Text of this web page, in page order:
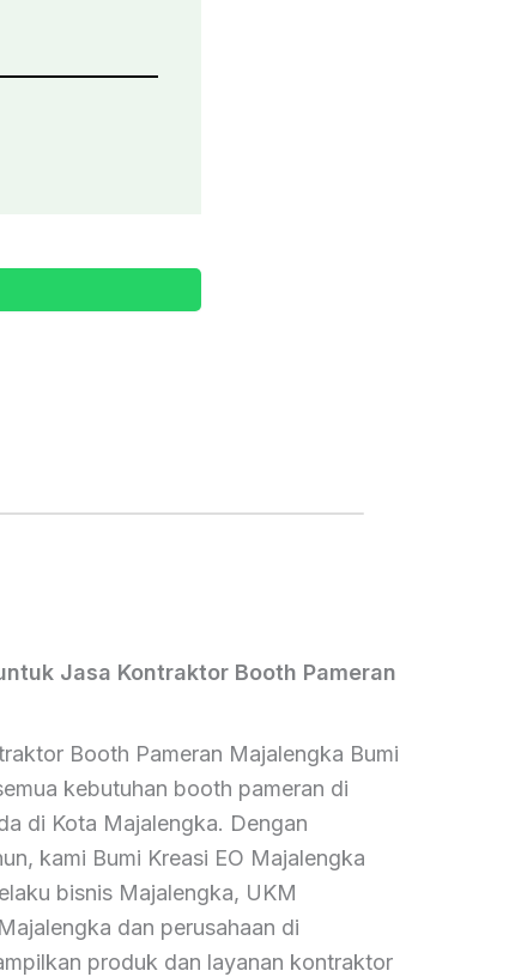
Jasa Kontraktor Booth Pameran
Booth Pameran Majalengka Bumi
kebutuhan booth pameran di
di Kota Majalengka. Dengan
kami Bumi Kreasi EO Majalengka
bisnis Majalengka, UKM
dan perusahaan di
produk dan layanan kontraktor